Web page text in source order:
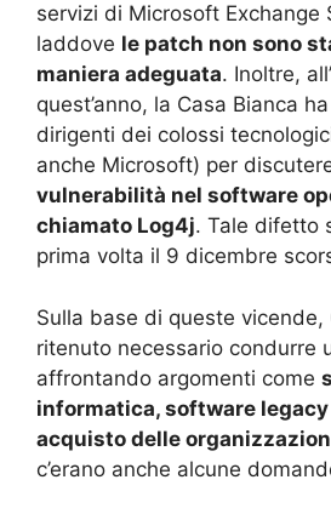
servizi di Microsoft Exchange
laddove le patch non sono
maniera adeguata. Inoltre,
quest’anno, la Casa Bianca
dirigenti dei colossi
anche Microsoft) per
vulnerabilità nel software
chiamato Log4j. Tale difetto
prima volta il 9 dicembre
Sulla base di queste vicende,
ritenuto necessario condurre
affrontando argomenti come
informatica, software
acquisto delle
c’erano anche alcune